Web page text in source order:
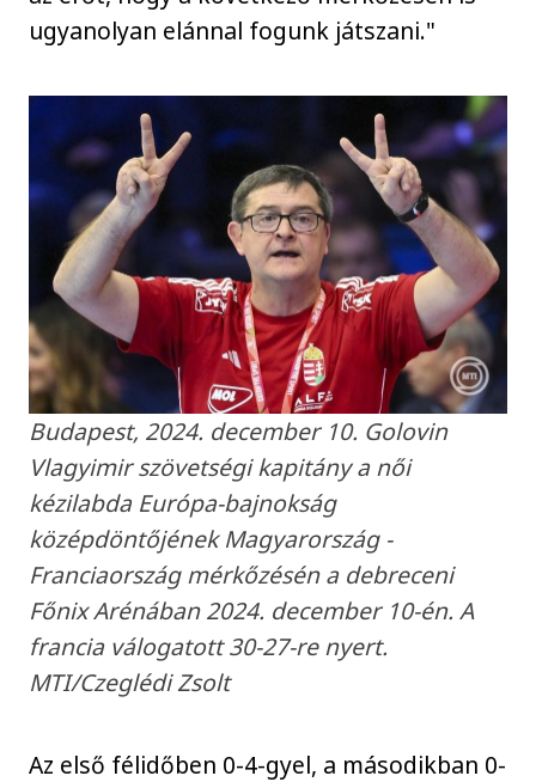
ugyanolyan elánnal fogunk játszani."
Budapest, 2024. december 10. Golovin
Vlagyimir szövetségi kapitány a női
kézilabda Európa-bajnokság
középdöntőjének Magyarország -
Franciaország mérkőzésén a debreceni
Főnix Arénában 2024. december 10-én. A
francia válogatott 30-27-re nyert.
MTI/Czeglédi Zsolt
Az első félidőben 0-4-gyel, a másodikban 0-